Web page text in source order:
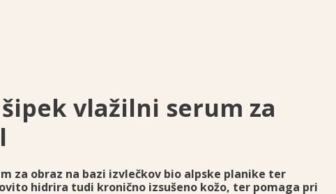
vlažilni serum za
za obraz na bazi izvlečkov bio alpske planike ter
hidrira tudi kronično izsušeno kožo, ter pomaga pri